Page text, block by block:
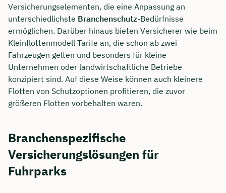
Versicherungselementen, die eine Anpassung an
unterschiedlichste Branchenschutz-Bedürfnisse
ermöglichen. Darüber hinaus bieten Versicherer wie beim
Kleinflottenmodell Tarife an, die schon ab zwei
Fahrzeugen gelten und besonders für kleine
Unternehmen oder landwirtschaftliche Betriebe
konzipiert sind. Auf diese Weise können auch kleinere
Flotten von Schutzoptionen profitieren, die zuvor
größeren Flotten vorbehalten waren.
Branchenspezifische
Versicherungslösungen für
Fuhrparks